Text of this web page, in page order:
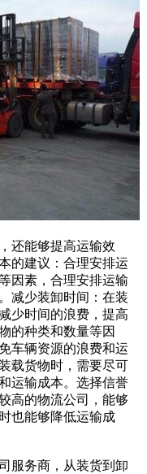
还能够提高运输效
的建议：合理安排运
因素，合理安排运输
减少装卸时间：在装
少时间的浪费，提高
的种类和数量等因
车辆资源的浪费和运
载货物时，需要尽可
运输成本。选择信誉
高的物流公司，能够
也能够降低运输成
服务商，从装货到卸